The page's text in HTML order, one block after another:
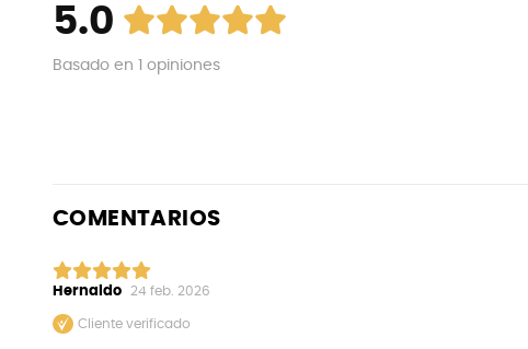
5.0
Basado en 1 opiniones
COMENTARIOS
Hernaldo 24 feb. 2026
Cliente verificado